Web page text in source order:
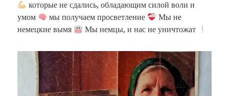
которые не сдались, обладающим силой воли и
умом
мы получаем просветление
Мы не
немецкие вымя
Мы немцы, и нас не уничтожат